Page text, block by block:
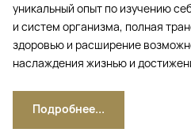
уникальный опыт по изучению
и систем организма, полная
здоровью и расширение
наслаждения жизнью и
Подробнее...